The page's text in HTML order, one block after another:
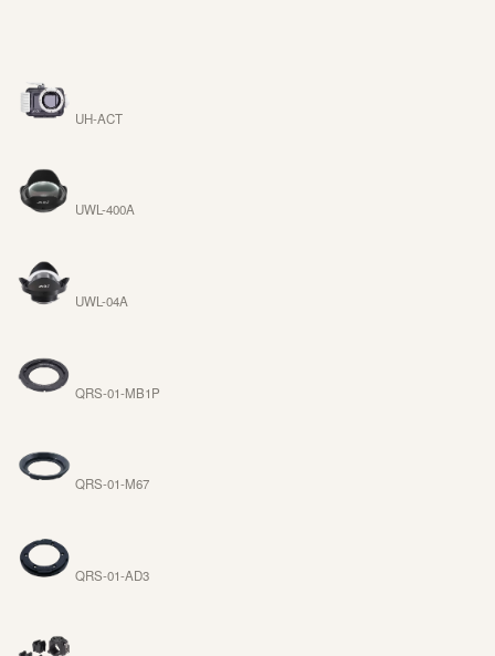
UH-ACT
UWL-400A
UWL-04A
QRS-01-MB1P
QRS-01-M67
QRS-01-AD3